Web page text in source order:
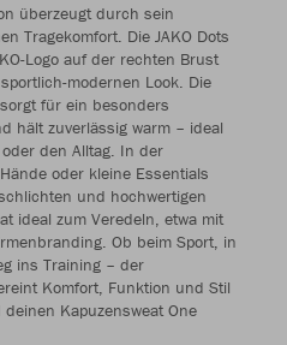
überzeugt durch sein
Tragekomfort. Die JAKO Dots
Logo auf der rechten Brust
modernen Look. Die
für ein besonders
hält zuverlässig warm – ideal
den Alltag. In der
oder kleine Essentials
und hochwertigen
ideal zum Veredeln, etwa mit
Ob beim Sport, in
ins Training – der
Komfort, Funktion und Stil
Kapuzensweat One